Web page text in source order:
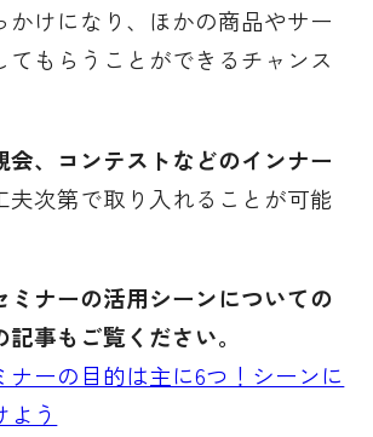
かけになり、ほかの商品やサー
てもらうことができるチャンス
会、コンテストなどのインナー
夫次第で取り入れることが可能
ナーの活用シーンについての
事もご覧ください。
ナーの目的は主に6つ！シーンに
よう